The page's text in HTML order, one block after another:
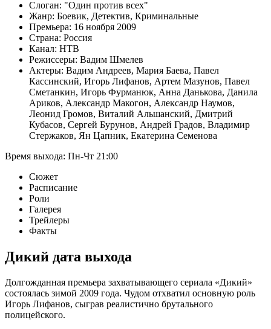
Слоган:
Один против всех
Жанр: Боевик, Детектив, Криминальные
Премьера: 16 ноября 2009
Страна: Россия
Канал: НТВ
Режиссеры: Вадим Шмелев
Актеры: Вадим Андреев, Мария Баева, Павел
Кассинский, Игорь Лифанов, Артем Мазунов, Павел
Сметанкин, Игорь Фурманюк, Анна Данькова, Данила
Ариков, Александр Макогон, Александр Наумов,
Леонид Громов, Виталий Альшанский, Дмитрий
Кубасов, Сергей Бурунов, Андрей Градов, Владимир
Стержаков, Ян Цапник, Екатерина Семенова
Время выхода: Пн-Чт 21:00
Сюжет
Расписание
Роли
Галерея
Трейлеры
Факты
Дикий дата выхода
Долгожданная премьера захватывающего сериала «Дикий»
состоялась зимой 2009 года. Чудом отхватил основную роль
Игорь Лифанов, сыграв реалистично брутального
полицейского.